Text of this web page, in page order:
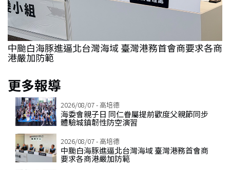
中颱白海豚進逼北台灣海域 臺灣港務首會商要求各商
港嚴加防範
更多報導
2026/08/07 - 高培德
海委會親子日 同仁眷屬提前歡度父親節同步
體驗城鎮韌性防空演習
2026/08/07 - 高培德
中颱白海豚進逼北台灣海域 臺灣港務首會商
要求各商港嚴加防範